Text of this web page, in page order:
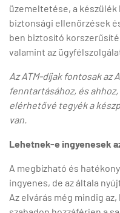
üzemeltetése, a
biztonsági ellenőrzések
ben biztosító
valamint az
Az ATM-díjak fontosak az
fenntartásához, és
elérhetővé tegyék a
van.
Lehetnek-e ingyenesek
A megbízható és
ingyenes, de az általa
Az elvárás még mindig